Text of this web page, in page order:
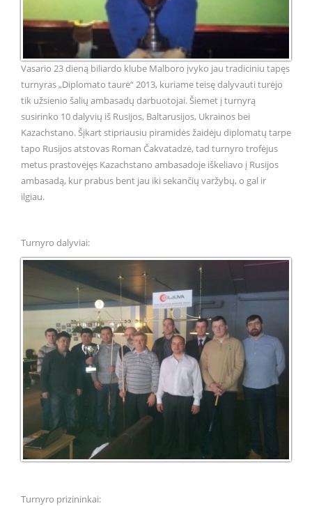
Vasario 23 dieną biliardo klube Malboro įvyko jau tradiciniu tapęs
turnyras „Diplomato taurė“ 2013, kuriame teisę dalyvauti turėjo
tik užsienio šalių ambasadų darbuotojai. Šiemet į turnyrą
susirinko 10 dalyvių iš Rusijos, Baltarusijos, Ukrainos bei
Kazachstano. Šįkart stipriausiu piramidės žaidėju diplomatų tarpe
tapo Rusijos atstovas Roman Čakvatadzė, tad turnyro trofėjus
metus prastovėjęs Kazachstano ambasadoje iškeliavo į Rusijos
ambasadą, kur prabus bent jau iki sekančių varžybų, o gal ir
ilgiau.
Turnyro dalyviai:
Turnyro prizininkai: